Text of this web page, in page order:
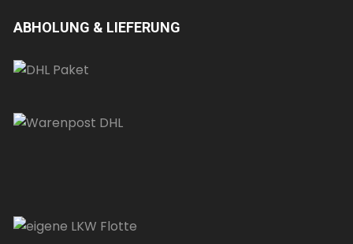
ABHOLUNG & LIEFERUNG